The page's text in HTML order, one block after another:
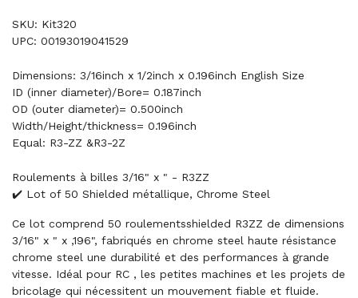
SKU: Kit320
UPC: 00193019041529
Dimensions: 3/16inch x 1/2inch x 0.196inch English Size
ID (inner diameter)/Bore= 0.187inch
OD (outer diameter)= 0.500inch
Width/Height/thickness= 0.196inch
Equal: R3-ZZ &R3-2Z
Roulements à billes 3/16" x " - R3ZZ
✔️ Lot of 50 Shielded métallique, Chrome Steel
Ce lot comprend 50 roulementsshielded R3ZZ de dimensions
3/16" x " x ,196", fabriqués en chrome steel haute résistance
chrome steel une durabilité et des performances à grande
vitesse. Idéal pour RC , les petites machines et les projets de
bricolage qui nécessitent un mouvement fiable et fluide.